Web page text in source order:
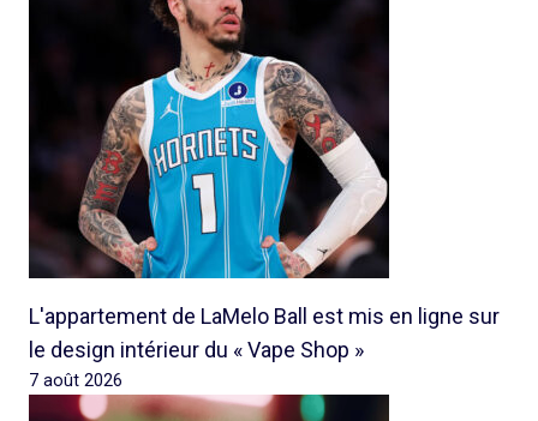
L'appartement de LaMelo Ball est mis en ligne sur
le design intérieur du « Vape Shop »
7 août 2026